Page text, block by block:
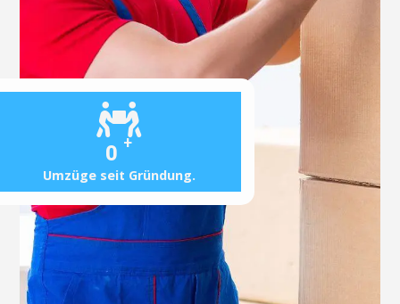
0 +
Umzüge seit Gründung.